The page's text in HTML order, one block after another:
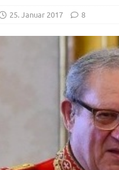
25. Januar 2017 8